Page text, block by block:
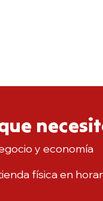
y economía
física en